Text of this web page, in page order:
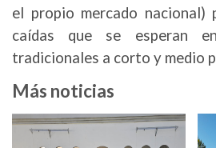
el propio mercado nacional)
caídas que se esperan
tradicionales a corto y medio
Más noticias